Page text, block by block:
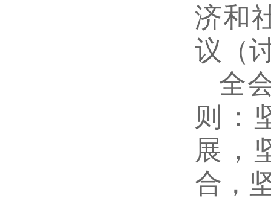
济和
议（
全
则：
展，
合，